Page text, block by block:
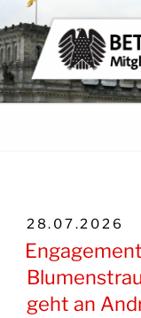
Zum
Inhalt
springen
MITGLIED DES
AM
28.07.2026
geht an